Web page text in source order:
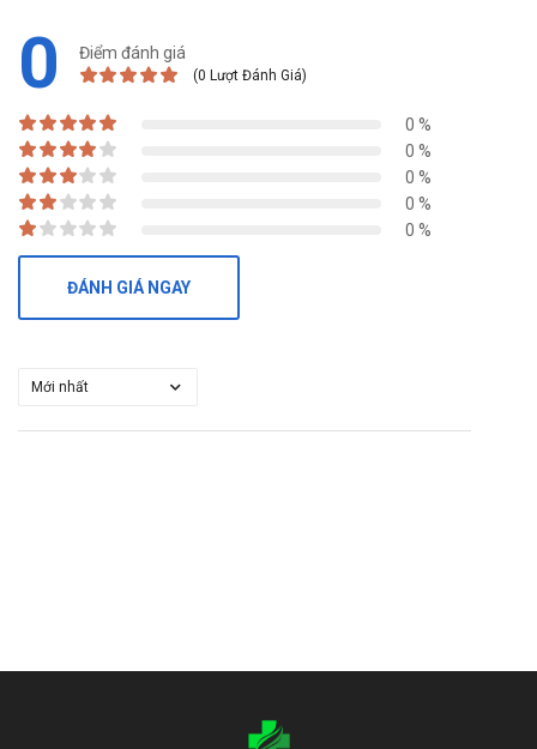
0 Điểm đánh giá
(0 Lượt Đánh Giá)
0 %
0 %
0 %
0 %
0 %
ĐÁNH GIÁ NGAY